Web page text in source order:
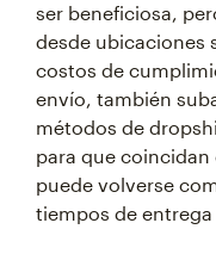
ser beneficiosa,
desde ubicaciones
costos de
envío, también
métodos de
para que
puede volverse
tiempos de